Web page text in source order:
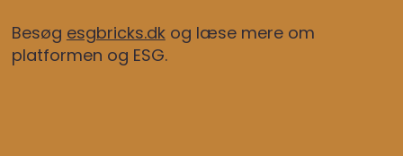
Besøg esgbricks.dkog læse mere om
platformen og ESG.